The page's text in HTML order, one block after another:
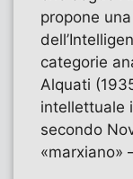
propone
categorie
Alquati
intellettuale
secondo